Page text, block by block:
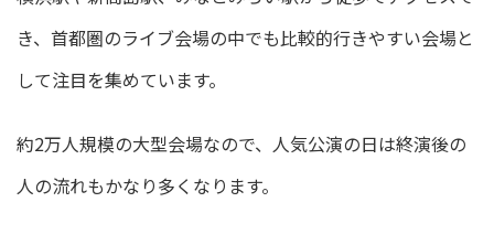
き、首都圏のライブ会場の中でも比較的行きやすい会場と
して注目を集めています。
約2万人規模の大型会場なので、人気公演の日は終演後の
人の流れもかなり多くなります。